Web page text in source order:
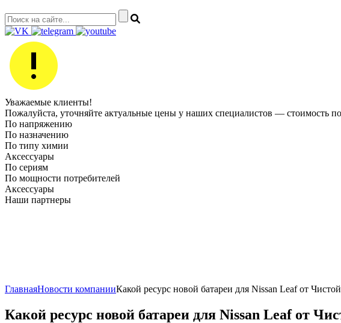
Уважаемые клиенты!
Пожалуйста, уточняйте актуальные цены у наших специалистов — стоимость
По напряжению
По назначению
По типу химии
Аксессуары
По сериям
По мощности потребителей
Аксессуары
Наши партнеры
ГлавнаяНовости компанииКакой ресурс новой батареи для Nissan Leaf от
Какой ресурс новой батареи для Nissan Leaf от